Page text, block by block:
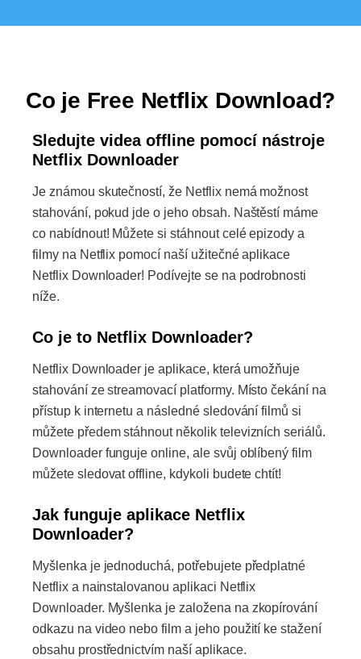
Co je Free Netflix Download?
Sledujte videa offline pomocí nástroje
Netflix Downloader
Je známou skutečností, že Netflix nemá možnost
stahování, pokud jde o jeho obsah. Naštěstí máme
co nabídnout! Můžete si stáhnout celé epizody a
filmy na Netflix pomocí naší užitečné aplikace
Netflix Downloader! Podívejte se na podrobnosti
níže.
Co je to Netflix Downloader?
Netflix Downloader je aplikace, která umožňuje
stahování ze streamovací platformy. Místo čekání na
přístup k internetu a následné sledování filmů si
můžete předem stáhnout několik televizních seriálů.
Downloader funguje online, ale svůj oblíbený film
můžete sledovat offline, kdykoli budete chtít!
Jak funguje aplikace Netflix
Downloader?
Myšlenka je jednoduchá, potřebujete předplatné
Netflix a nainstalovanou aplikaci Netflix
Downloader. Myšlenka je založena na zkopírování
odkazu na video nebo film a jeho použití ke stažení
obsahu prostřednictvím naší aplikace.